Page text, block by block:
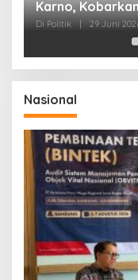
Karno,
dan Kepedulian
Di Politik 29 Juni
Nasional